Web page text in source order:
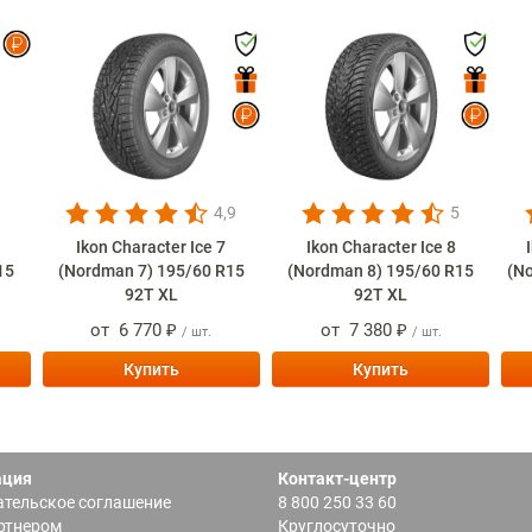
4,9
Ikon Character Ice 7
(Nordman 7) 195/60 R15
92T XL
от 6 770 ₽ / шт.
Купить
5
Ikon Character Ice 8
(Nordman 8) 195/60 R15
92T XL
от 7 380 ₽ / шт.
Купить
соглашение
Контакт-центр
8 800 250 33 60
Круглосуточно